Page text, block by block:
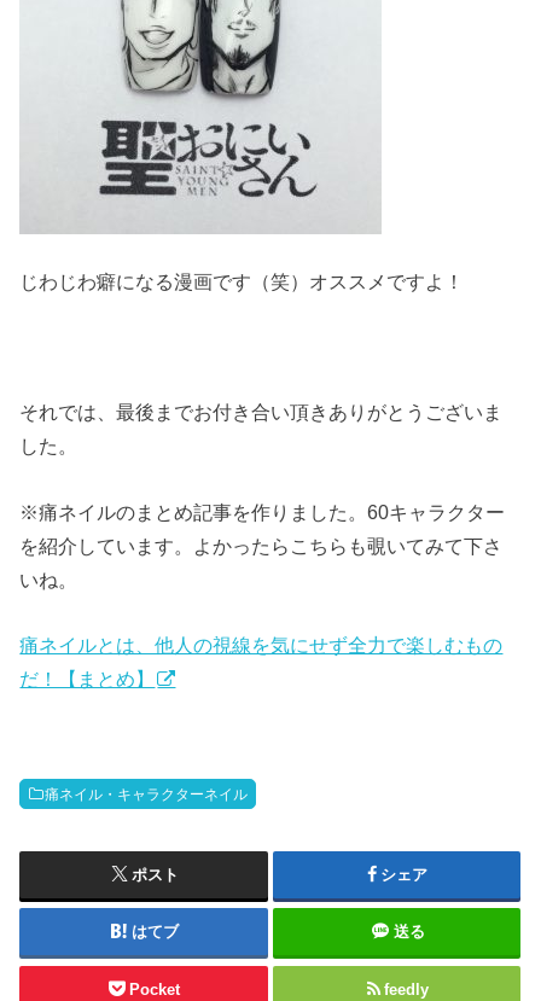
じわじわ癖になる漫画です（笑）オススメですよ！
それでは、最後までお付き合い頂きありがとうございま
した。
※痛ネイルのまとめ記事を作りました。60キャラクター
を紹介しています。よかったらこちらも覗いてみて下さ
いね。
痛ネイルとは、他人の視線を気にせず全力で楽しむもの
だ！【まとめ】
痛ネイル・キャラクターネイル
ポスト シェア
はてブ 送る
Pocket feedly